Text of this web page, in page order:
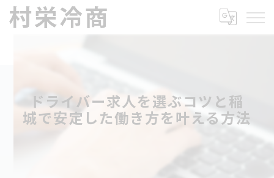
ドライバー求人を選ぶコツと稲
城で安定した働き方を叶える方法